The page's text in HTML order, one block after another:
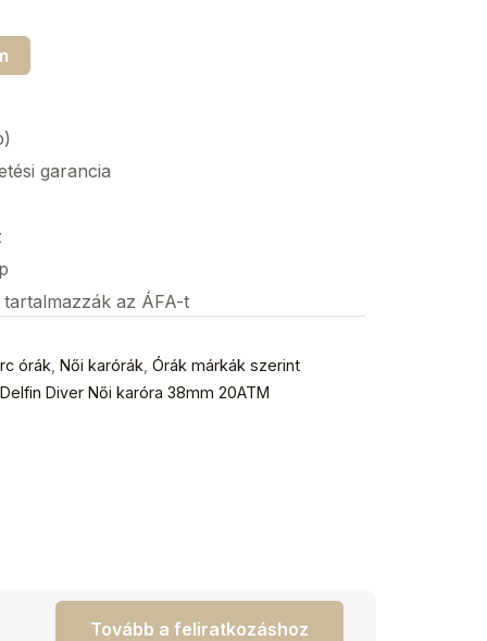
garancia
az ÁFA-t
órák Női karórák Órák márkák szerint
Diver Női karóra 38mm 20ATM
Tovább a feliratkozáshoz